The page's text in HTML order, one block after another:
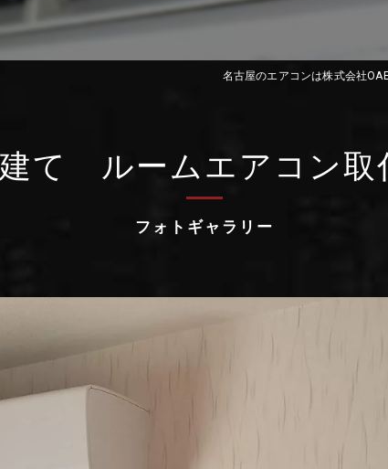
名古屋のエアコンは株式会社
フォトギャラリー
て ルームエアコン取